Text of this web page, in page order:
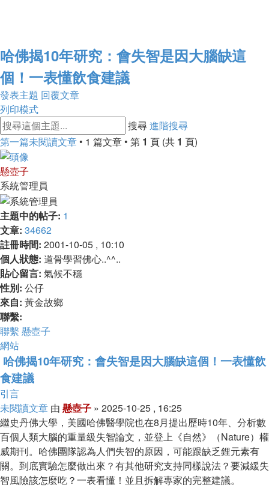
哈佛揭10年研究：會失智是因大腦缺這
個！一表懂飲食建議
發表主題 回覆文章
列印模式
搜尋進階搜尋
第一篇未閱讀文章 • 1 篇文章 • 第 1 頁 (共 1 頁)
懸壺子
系統管理員
主題中的帖子: 1
文章: 34662
註冊時間: 2001-10-05 , 10:10
個人狀態: 道骨學習佛心..^^..
貼心留言: 氣候不穩
性別: 公仔
來自: 黃金故鄉
聯繫:
聯繫 懸壺子
網站
哈佛揭10年研究：會失智是因大腦缺這個！一表懂飲
食建議
引言
未閱讀文章 由 懸壺子 » 2025-10-25 , 16:25
繼史丹佛大學，美國哈佛醫學院也在8月提出歷時10年、分析數
百個人類大腦的重量級失智論文，並登上《自然》（Nature）權
威期刊。哈佛團隊認為人們失智的原因，可能跟缺乏鋰元素有
關。到底實驗怎麼做出來？有其他研究支持同樣說法？要減緩失
智風險該怎麼吃？一表看懂！並且拆解專家的完整建議。